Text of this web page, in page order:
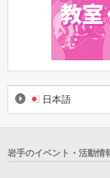
日本語
岩手のイベント・活動情